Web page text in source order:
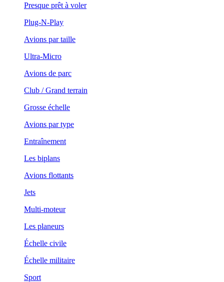
Presque prêt à voler
Plug-N-Play
Avions par taille
Ultra-Micro
Avions de parc
Club / Grand terrain
Grosse échelle
Avions par type
Entraînement
Les biplans
Avions flottants
Jets
Multi-moteur
Les planeurs
Échelle civile
Échelle militaire
Sport